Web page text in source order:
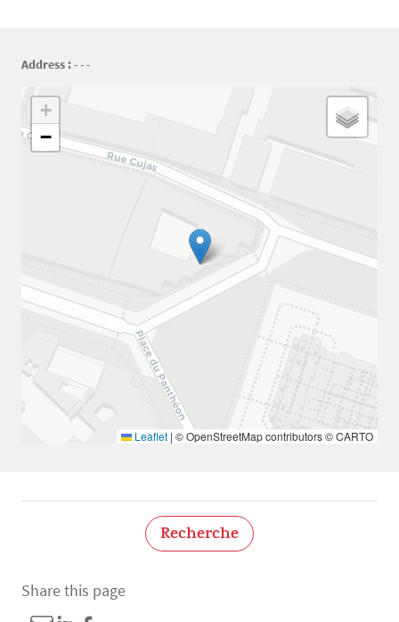
Address :- - -
Géolocalisation
+
−
Leaflet | © OpenStreetMap contributors © CARTO
Recherche
Share this page